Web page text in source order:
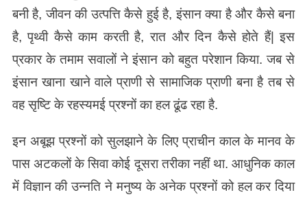
बनी है, जीवन की उत्पत्ति कैसे हुई है, इंसान क्या है और कैसे बना
है, पृथ्वी कैसे काम करती है, रात और दिन कैसे होते हैं| इस
प्रकार के तमाम सवालों ने इंसान को बहुत परेशान किया. जब से
इंसान खाना खाने वाले प्राणी से सामाजिक प्राणी बना है तब से
वह सृष्टि के रहस्यमई प्रश्नों का हल ढूंढ रहा है.
इन अबूझ प्रश्नों को सुलझाने के लिए प्राचीन काल के मानव के
पास अटकलों के सिवा कोई दूसरा तरीका नहीं था. आधुनिक काल
में विज्ञान की उन्नति ने मनुष्य के अनेक प्रश्नों को हल कर दिया